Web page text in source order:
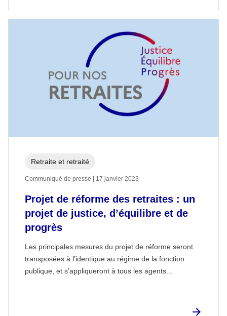
Projet de réforme des retraites : un
projet de justice, d’équilibre et de
progrès
Les principales mesures du projet de réforme seront
transposées à l’identique au régime de la fonction
publique, et s’appliqueront à tous les agents...
Retraite et retraité
Communiqué de presse | 17 janvier 2023